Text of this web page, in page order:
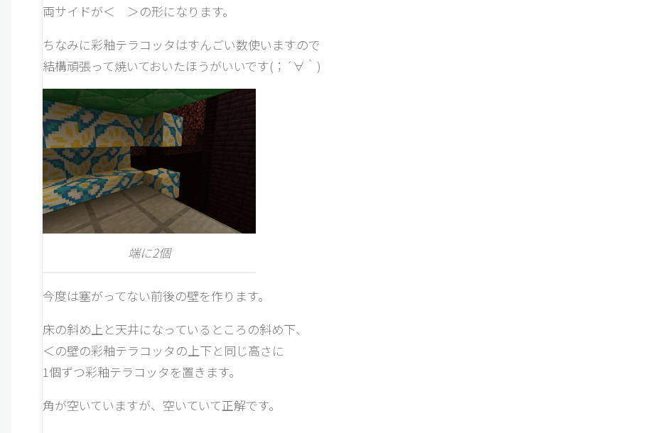
両サイドが＜ ＞の形になります。
ちなみに彩釉テラコッタはすんごい数使いますので
結構頑張って焼いておいたほうがいいです(；´∀｀)
端に2個
今度は塞がってない前後の壁を作ります。
床の斜め上と天井になっているところの斜め下、
＜の壁の彩釉テラコッタの上下と同じ高さに
1個ずつ彩釉テラコッタを置きます。
角が空いていますが、空いていて正解です。